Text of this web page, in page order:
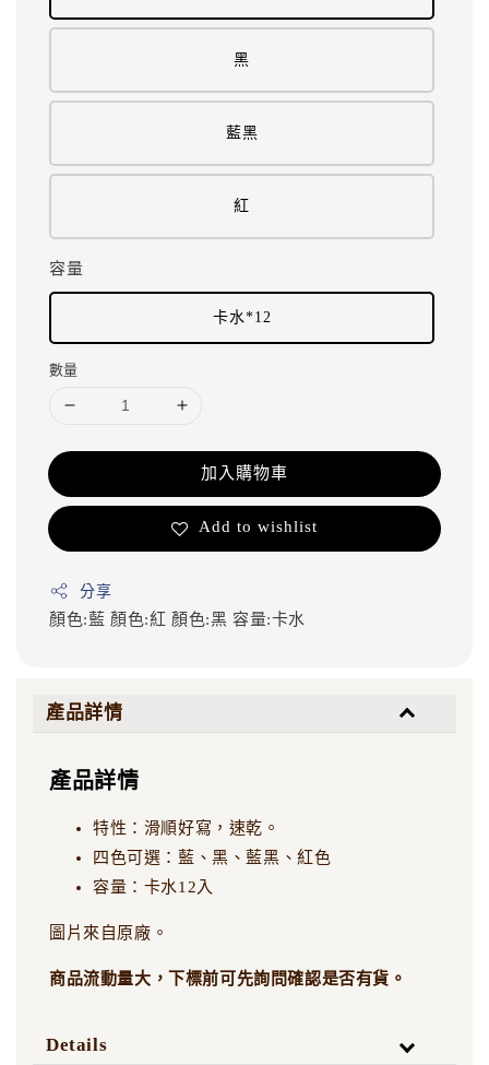
黑
藍黑
紅
容量
卡水*12
數量
加入購物車
Add to wishlist
分享
顏色:藍 顏色:紅 顏色:黑 容量:卡水
產品詳情
產品詳情
特性：滑順好寫，速乾。
四色可選：藍、黑、藍黑、紅色
容量：卡水12入
圖片來自原廠。
商品流動量大，下標前可先詢問確認是否有貨。
Details